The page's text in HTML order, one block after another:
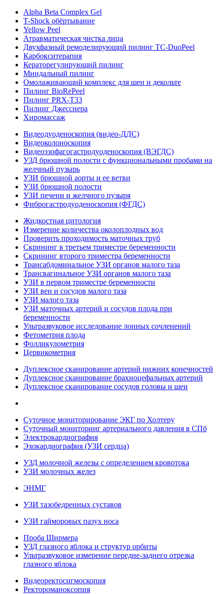
Alpha Beta Complex Gel
T-Shock обёртывание
Yellow Peel
Атравматическая чистка лица
Двухфазный ремоделирующий пилинг TC-DuoPeel
Карбокситерапия
Кераторегулирующий пилинг
Миндальный пилинг
Омолаживающий комплекс для шеи и декольте
Пилинг BioRePeel
Пилинг PRX-T33
Пилинг Джесснера
Хиромассаж
Видеодуоденоскопия (видео-ДДС)
Видеоколоноскопия
Видеоэзофагогастродуоденоскопия (ВЭГДС)
УЗД брюшной полости с функциональными пробами на
желчный пузырь
УЗИ брюшной аорты и ее ветви
УЗИ брюшной полости
УЗИ печени и желчного пузыря
Фиброгастродуоденоскопия (ФГДС)
Жидкостная цитология
Измерение количества околоплодных вод
Проверить проходимость маточных труб
Скрининг в третьем триместре беременности
Скрининг второго триместра беременности
Трансабдоминальное УЗИ органов малого таза
Трансвагинальное УЗИ органов малого таза
УЗИ в первом триместре беременности
УЗИ вен и сосудов малого таза
УЗИ малого таза
УЗИ маточных артерий и сосудов плода при
беременности
Ультразвуковое исследование лонных сочленений
Фетометрия плода
Фолликулометрия
Цервикометрия
Дуплексное сканирование артерий нижних конечностей
Дуплексное сканирование брахиоцефальных артерий
Дуплексное сканирование сосудов головы и шеи
Суточное мониторирование ЭКГ по Холтеру
Суточный мониторинг артериального давления в СПб
Электрокардиография
Эхокардиография (УЗИ сердца)
УЗД молочной железы с определением кровотока
УЗИ молочных желез
ЭНМГ
УЗИ тазобедренных суставов
УЗИ гайморовых пазух носа
Проба Ширмера
УЗД глазного яблока и структур орбиты
Ультразвуковое измерение передне-заднего отрезка
глазного яблока
Видеоректосигмоскопия
Ректороманоксопия